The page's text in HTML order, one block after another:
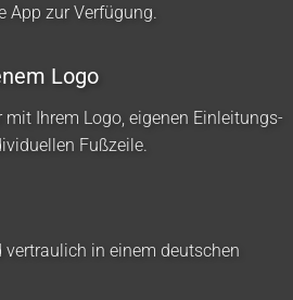
App zur Verfügung.
Logo
Ihrem Logo, eigenen Einleitungs-
Fußzeile.
vertraulich in einem deutschen